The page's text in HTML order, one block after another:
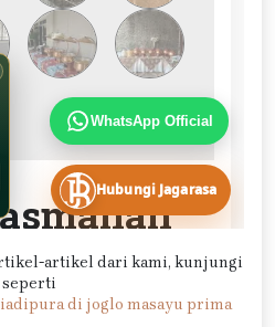
artikel dari kami, kunjungi
seperti
di joglo masayu prima